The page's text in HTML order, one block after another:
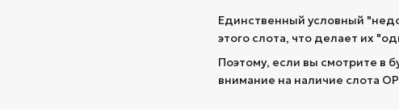
Единственный условный
этого слота, что делает их
Поэтому, если вы смотрите в
внимание на наличие слота